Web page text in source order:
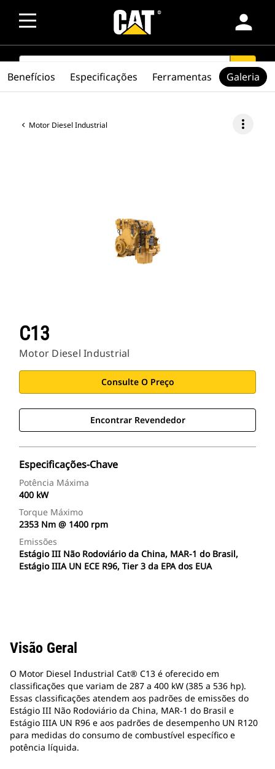
person
SEARCH search
Motor Diesel Industrial more_vert
C13
Motor Diesel Industrial
Consulte O Preço
Encontrar Revendedor
Especificações-Chave
Potência Máxima
400 kW
Torque Máximo
2353 Nm @ 1400 rpm
Emissões
Estágio III Não Rodoviário da China, MAR-1 do Brasil,
Estágio IIIA UN ECE R96, Tier 3 da EPA dos EUA
Benefícios Especificações Ferramentas Galeria
Visão Geral
O Motor Diesel Industrial Cat® C13 é oferecido em
classificações que variam de 287 a 400 kW (385 a 536 hp).
Essas classificações atendem aos padrões de emissões do
Estágio III Não Rodoviário da China, MAR-1 do Brasil e
Estágio IIIA UN R96 e aos padrões de desempenho UN R120
para medidas do consumo de combustível específico e
potência líquida.